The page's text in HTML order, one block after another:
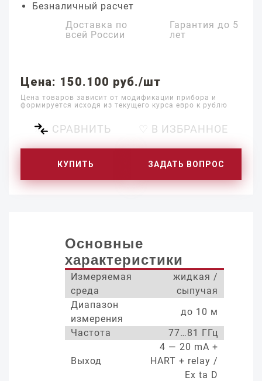
Безналичный расчет
Доставка по
всей России
Гарантия до 5
лет
Цена: 150.100 руб./шт
Цена товаров зависит от модификации прибора и
формируется исходя из текущего курса евро к рублю
СРАВНИТЬ ♡ В ИЗБРАННОЕ
КУПИТЬ ЗАДАТЬ ВОПРОС
Основные
характеристики
Измеряемая
среда
жидкая /
сыпучая
Диапазон
измерения
до 10 м
Частота
77…81 ГГц
Выход
4 — 20 mA +
HART + relay /
Ex ta D